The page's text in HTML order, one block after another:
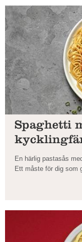
Spaghetti
En härlig pastasås
Ett måste för dig som